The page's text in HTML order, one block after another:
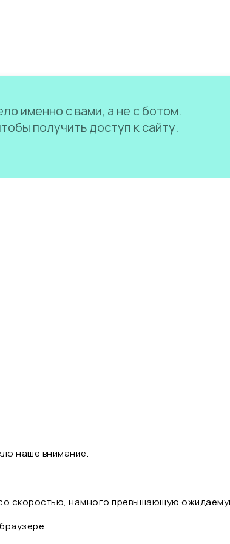
именно с вами, а не с ботом.
получить доступ к сайту.
наше внимание.
скоростью, намного превышающую